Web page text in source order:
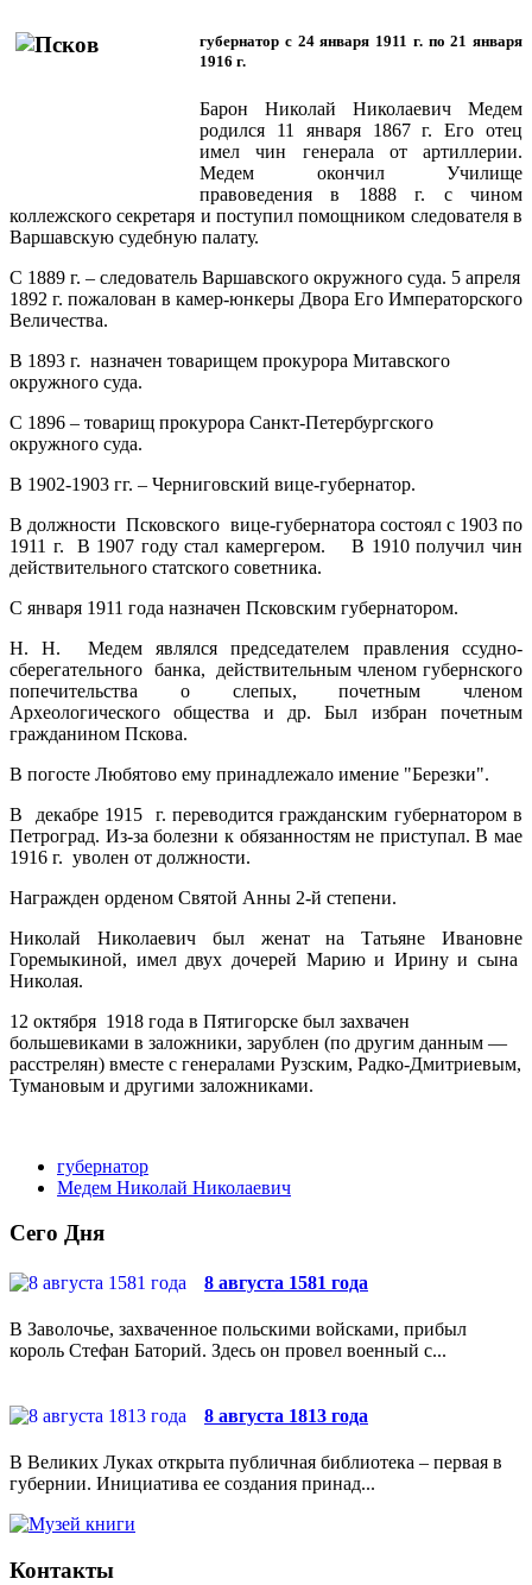
губернатор с 24 января 1911 г. по 21 января
1916 г.
Барон Николай Николаевич Медем
родился 11 января 1867 г. Его отец
имел чин генерала от артиллерии.
Медем окончил Училище
правоведения в 1888 г. с чином
коллежского секретаря и поступил помощником следователя в
Варшавскую судебную палату.
С 1889 г. – следователь Варшавского окружного суда. 5 апреля
1892 г. пожалован в камер-юнкеры Двора Его Императорского
Величества.
В 1893 г. назначен товарищем прокурора Митавского
окружного суда.
С 1896 – товарищ прокурора Санкт-Петербургского
окружного суда.
В 1902-1903 гг. – Черниговский вице-губернатор.
В должности Псковского вице-губернатора состоял с 1903 по
1911 г. В 1907 году стал камергером. В 1910 получил чин
действительного статского советника.
С января 1911 года назначен Псковским губернатором.
Н. Н. Медем являлся председателем правления ссудно-
сберегательного банка, действительным членом губернского
попечительства о слепых, почетным членом
Археологического общества и др. Был избран почетным
гражданином Пскова.
В погосте Любятово ему принадлежало имение "Березки".
В декабре 1915 г. переводится гражданским губернатором в
Петроград. Из-за болезни к обязанностям не приступал. В мае
1916 г. уволен от должности.
Награжден орденом Святой Анны 2-й степени.
Николай Николаевич был женат на Татьяне Ивановне
Горемыкиной, имел двух дочерей Марию и Ирину и сына
Николая.
12 октября 1918 года в Пятигорске был захвачен
большевиками в заложники, зарублен (по другим данным —
расстрелян) вместе с генералами Рузским, Радко-Дмитриевым,
Тумановым и другими заложниками.
губернатор
Медем Николай Николаевич
Сего Дня
8 августа 1581 года
В Заволочье, захваченное польскими войсками, прибыл
король Стефан Баторий. Здесь он провел военный с...
8 августа 1813 года
В Великих Луках открыта публичная библиотека – первая в
губернии. Инициатива ее создания принад...
Контакты